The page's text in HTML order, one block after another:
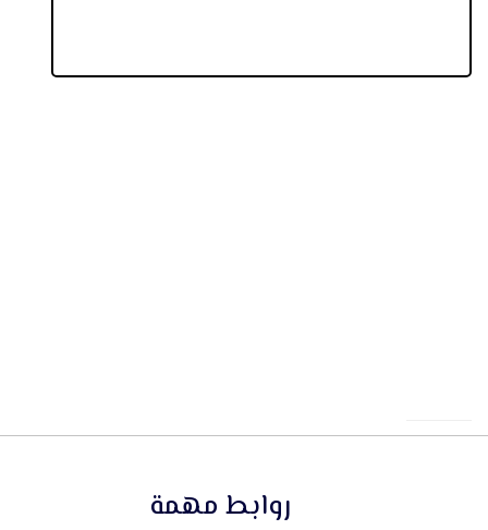
روابط مهمة